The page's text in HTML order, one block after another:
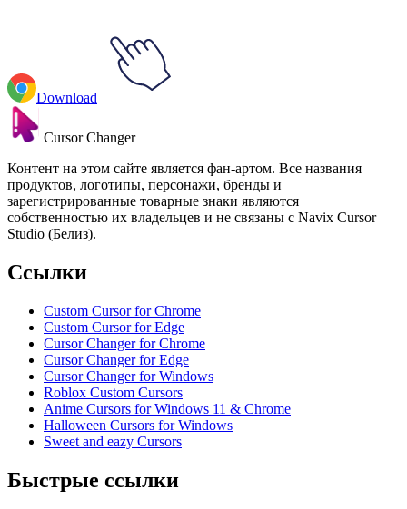
Download
Cursor Changer
Контент на этом сайте является фан-артом. Все названия
продуктов, логотипы, персонажи, бренды и
зарегистрированные товарные знаки являются
собственностью их владельцев и не связаны с Navix Cursor
Studio (Белиз).
Ссылки
Custom Cursor for Chrome
Custom Cursor for Edge
Cursor Changer for Chrome
Cursor Changer for Edge
Cursor Changer for Windows
Roblox Custom Cursors
Anime Cursors for Windows 11 & Chrome
Halloween Cursors for Windows
Sweet and eazy Cursors
Быстрые ссылки